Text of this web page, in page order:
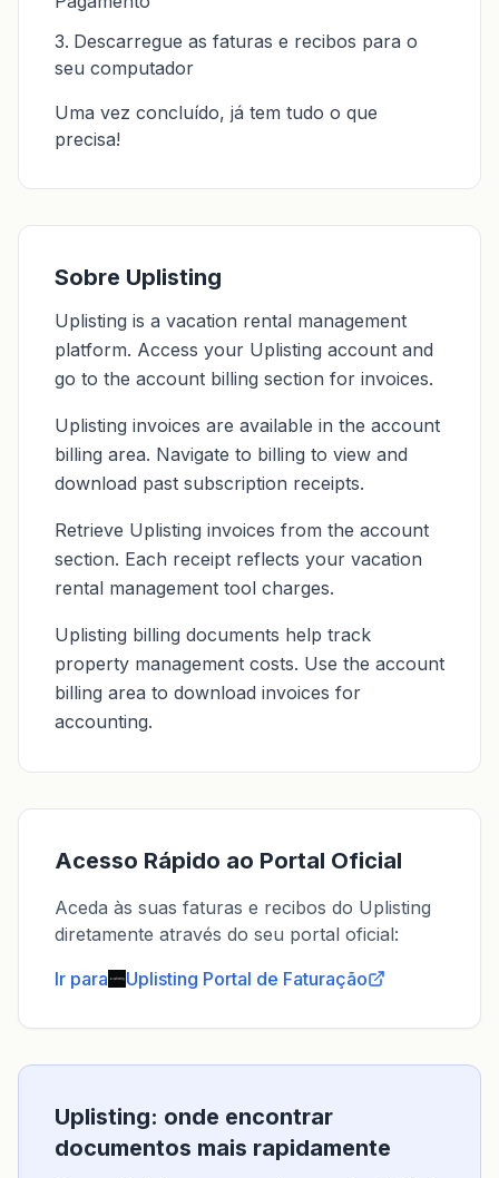
Descarregue as faturas e recibos para o
seu computador
Uma vez concluído, já tem tudo o que
precisa!
Sobre Uplisting
Uplisting is a vacation rental management
platform. Access your Uplisting account and
go to the account billing section for invoices.
Uplisting invoices are available in the account
billing area. Navigate to billing to view and
download past subscription receipts.
Retrieve Uplisting invoices from the account
section. Each receipt reflects your vacation
rental management tool charges.
Uplisting billing documents help track
property management costs. Use the account
billing area to download invoices for
accounting.
Acesso Rápido ao Portal Oficial
Aceda às suas faturas e recibos do Uplisting
diretamente através do seu portal oficial:
Ir para
Uplisting Portal de Faturação
Uplisting: onde encontrar
documentos mais rapidamente